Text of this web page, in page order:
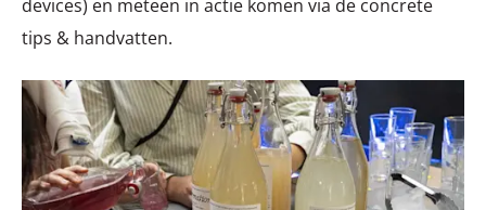
devices) en meteen in actie komen via de concrete
tips & handvatten.